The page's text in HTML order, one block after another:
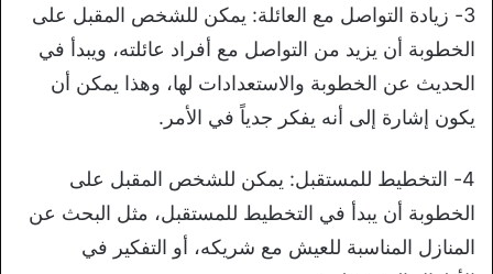
3- زيادة التواصل مع العائلة: يمكن للشخص المقبل على
الخطوبة أن يزيد من التواصل مع أفراد عائلته، ويبدأ في
الحديث عن الخطوبة والاستعدادات لها، وهذا يمكن أن
يكون إشارة إلى أنه يفكر جدياً في الأمر.
4- التخطيط للمستقبل: يمكن للشخص المقبل على
الخطوبة أن يبدأ في التخطيط للمستقبل، مثل البحث عن
المنازل المناسبة للعيش مع شريكه، أو التفكير في